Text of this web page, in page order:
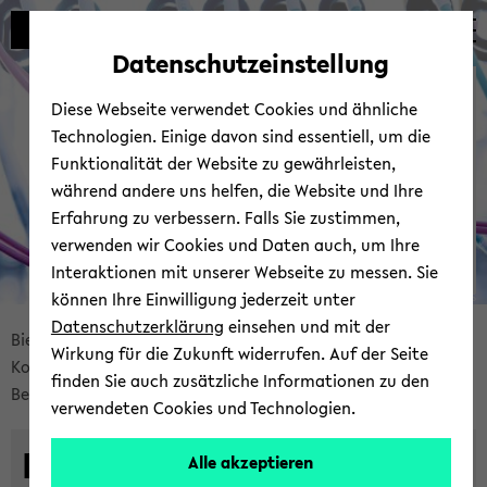
Automatische
vermeiden
zum
wechseln
zum
wechseln
zum
wechseln
Bread­
crumb
über­
sprin­
und
Bie­le­fel­der IT-​Servicezentrum
Ser­vices
Kom­mu­ni­ka­ti­on & Zu­sam­men­ar­beit
Be­ra­tung & Sup­port
Servicezentrum
© Uni­ver­si­tät Bie­le­feld | BITS
Be­ra­tung & Sup­port
Datenschutzeinstellung
Diese Webseite verwendet Cookies und ähnliche
Technologien. Einige davon sind essentiell, um die
Funktionalität der Website zu gewährleisten,
während andere uns helfen, die Website und Ihre
Erfahrung zu verbessern. Falls Sie zustimmen,
verwenden wir Cookies und Daten auch, um Ihre
Interaktionen mit unserer Webseite zu messen. Sie
können Ihre Einwilligung jederzeit unter
Datenschutzerklärung einsehen und mit der
Wirkung für die Zukunft widerrufen. Auf der Seite
finden Sie auch zusätzliche Informationen zu den
verwendeten Cookies und Technologien.
Alle akzeptieren